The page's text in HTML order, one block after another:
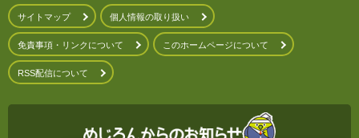
サイトマップ 個人情報の取り扱い
免責事項・リンクについて このホームページについて
RSS配信について